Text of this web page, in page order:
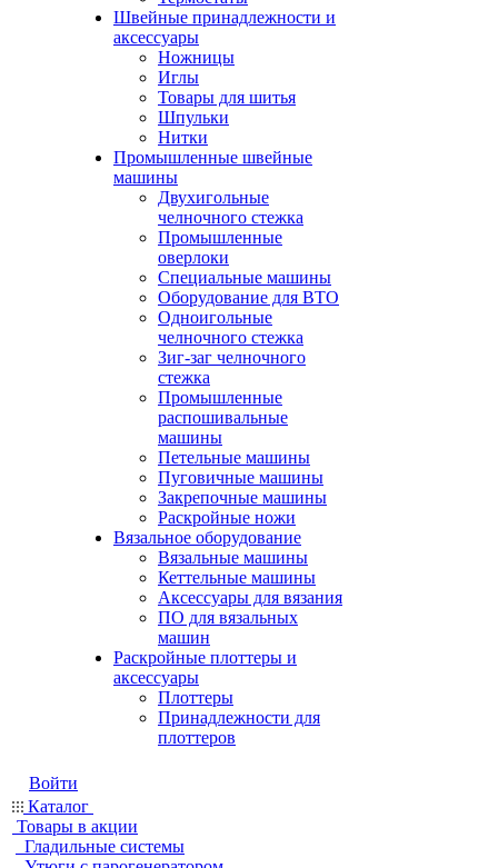
Швейные принадлежности и
аксессуары
Ножницы
Иглы
Товары для шитья
Шпульки
Нитки
Промышленные швейные
машины
Двухигольные
челночного стежка
Промышленные
оверлоки
Специальные машины
Оборудование для ВТО
Одноигольные
челночного стежка
Зиг-заг челночного
стежка
Промышленные
распошивальные
машины
Петельные машины
Пуговичные машины
Закрепочные машины
Раскройные ножи
Вязальное оборудование
Вязальные машины
Кеттельные машины
Аксессуары для вязания
ПО для вязальных
машин
Раскройные плоттеры и
аксессуары
Плоттеры
Принадлежности для
плоттеров
Войти
Каталог
Товары в акции
Гладильные системы